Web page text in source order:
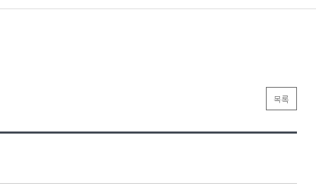
목록